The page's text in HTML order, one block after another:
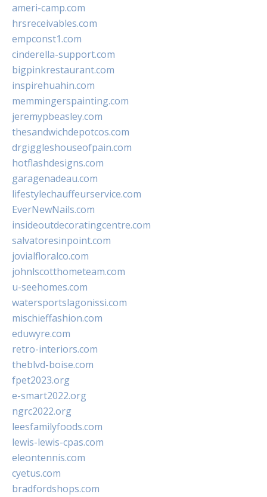
ameri-camp.com
hrsreceivables.com
empconst1.com
cinderella-support.com
bigpinkrestaurant.com
inspirehuahin.com
memmingerspainting.com
jeremypbeasley.com
thesandwichdepotcos.com
drgiggleshouseofpain.com
hotflashdesigns.com
garagenadeau.com
lifestylechauffeurservice.com
EverNewNails.com
insideoutdecoratingcentre.com
salvatoresinpoint.com
jovialfloralco.com
johnlscotthometeam.com
u-seehomes.com
watersportslagonissi.com
mischieffashion.com
eduwyre.com
retro-interiors.com
theblvd-boise.com
fpet2023.org
e-smart2022.org
ngrc2022.org
leesfamilyfoods.com
lewis-lewis-cpas.com
eleontennis.com
cyetus.com
bradfordshops.com